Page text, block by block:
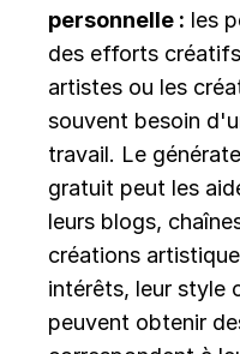
personnelle : les
des efforts
artistes ou les
souvent besoin
travail. Le
gratuit peut les
leurs blogs,
créations
intérêts, leur style
peuvent obtenir